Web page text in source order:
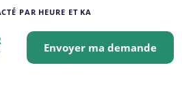
PAR HEURE ET KA
Envoyer ma demande